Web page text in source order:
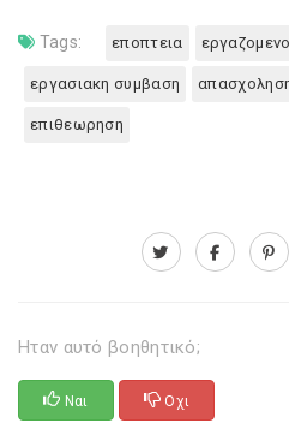
Tags: εποπτεια
εργασιακη συμβαση
επιθεωρηση
Ηταν αυτό βοηθητικό;
Ναι Οχι